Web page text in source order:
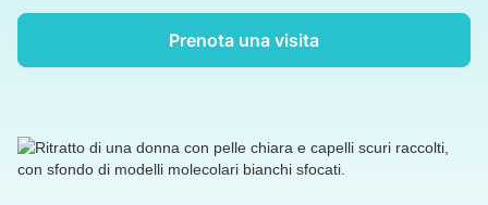
Prenota una visita